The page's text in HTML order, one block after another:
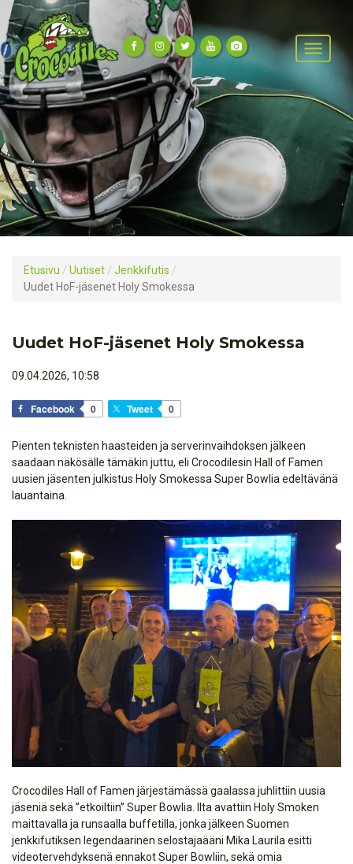
Etusivu / Uutiset / Jenkkifutis /
Uudet HoF-jäsenet Holy Smokessa
Uudet HoF-jäsenet Holy Smokessa
09.04.2026, 10:58
Facebook 0 Tweet 0
Pienten teknisten haasteiden ja serverinvaihdoksen jälkeen
saadaan näkösälle tämäkin juttu, eli Crocodilesin Hall of Famen
uusien jäsenten julkistus Holy Smokessa Super Bowlia edeltävänä
lauantaina.
Crocodiles Hall of Famen järjestämässä gaalassa juhlittiin uusia
jäseniä sekä ”etkoiltiin” Super Bowlia. Ilta avattiin Holy Smoken
maittavalla ja runsaalla buffetilla, jonka jälkeen Suomen
jenkkifutiksen legendaarinen selostajaääni Mika Laurila esitti
videotervehdyksenä ennakot Super Bowliin, sekä omia